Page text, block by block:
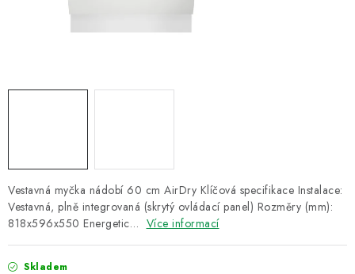
Akce Doprava a platba
Vestavná myčka nádobí 60 cm AirDry Klíčová specifikace Instalace:
Vestavná, plně integrovaná (skrytý ovládací panel) Rozměry (mm):
818x596x550 Energetic… Více informací
Skladem